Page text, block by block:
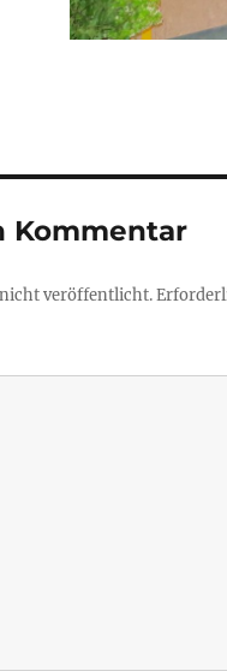
Kommentar
veröffentlicht.